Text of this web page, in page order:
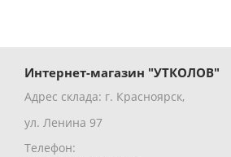
Интернет-магазин "УТКОЛОВ"
Адрес склада: г. Красноярск,
ул. Ленина 97
Телефон: